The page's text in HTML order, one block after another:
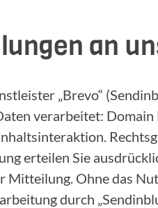
an
„Brevo“
verarbeitet: Domain
erteilen Sie
Ohne das
durch